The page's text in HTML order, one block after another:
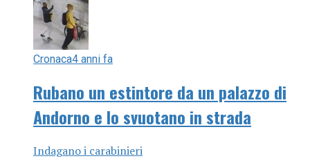
Cronaca4 anni fa
Rubano un estintore da un palazzo di
Andorno e lo svuotano in strada
Indagano i carabinieri